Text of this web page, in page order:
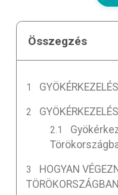
Összegzés
HOGYAN